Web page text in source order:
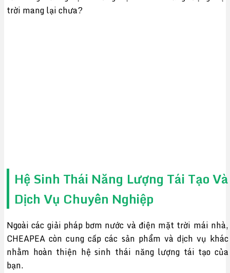
trời mang lại chưa?
Hệ Sinh Thái Năng Lượng Tái Tạo Và
Dịch Vụ Chuyên Nghiệp
Ngoài các giải pháp bơm nước và điện mặt trời mái nhà,
CHEAPEA còn cung cấp các sản phẩm và dịch vụ khác
nhằm hoàn thiện hệ sinh thái năng lượng tái tạo của
bạn.